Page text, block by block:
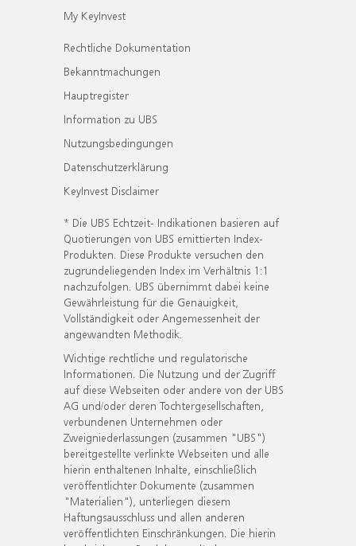
My KeyInvest
Rechtliche Dokumentation
Bekanntmachungen
Hauptregister
Information zu UBS
Nutzungsbedingungen
Datenschutzerklärung
KeyInvest Disclaimer
* Die UBS Echtzeit- Indikationen basieren auf
Quotierungen von UBS emittierten Index-
Produkten. Diese Produkte versuchen den
zugrundeliegenden Index im Verhältnis 1:1
nachzufolgen. UBS übernimmt dabei keine
Gewährleistung für die Genauigkeit,
Vollständigkeit oder Angemessenheit der
angewandten Methodik.
Wichtige rechtliche und regulatorische
Informationen. Die Nutzung und der Zugriff
auf diese Webseiten oder andere von der UBS
AG und/oder deren Tochtergesellschaften,
verbundenen Unternehmen oder
Zweigniederlassungen (zusammen "UBS")
bereitgestellte verlinkte Webseiten und alle
hierin enthaltenen Inhalte, einschließlich
veröffentlichter Dokumente (zusammen
"Materialien"), unterliegen diesem
Haftungsausschluss und allen anderen
veröffentlichten Einschränkungen. Die hierin